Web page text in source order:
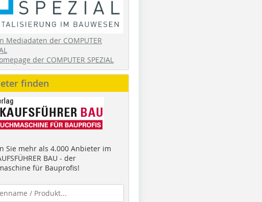
Mediadaten der COMPUTER
der COMPUTER SPEZIAL
finden
Sie mehr als 4.000 Anbieter im
BAU - der
für Bauprofis!